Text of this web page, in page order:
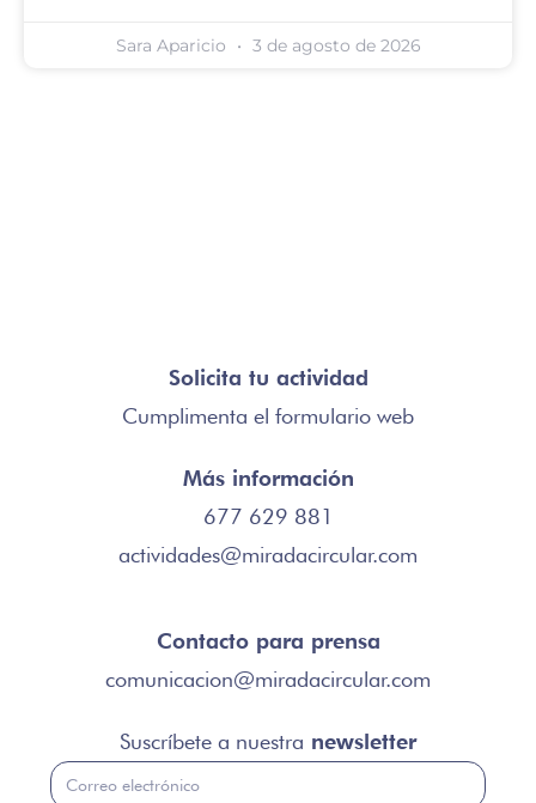
Sara Aparicio 3 de agosto de 2026
Solicita tu actividad
Cumplimenta el formulario web
Más información
677 629 881
actividades@miradacircular.com
Contacto para prensa
comunicacion@miradacircular.com
Suscríbete a nuestra newsletter